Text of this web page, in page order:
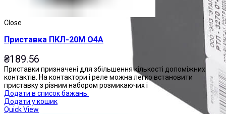
Close
Приставка ПКЛ-20М О4А
₴189.56
Приставки призначені для збільшення кількості допоміжних
контактів. На контактори і реле можна легко встановити
приставку з різним набором розмикаючих і
Додати в список бажань
Додати у кошик
Quick View